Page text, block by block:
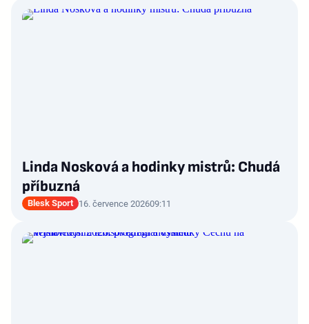
Linda Nosková a hodinky mistrů: Chudá
příbuzná
Blesk Sport 16. července 202609:11